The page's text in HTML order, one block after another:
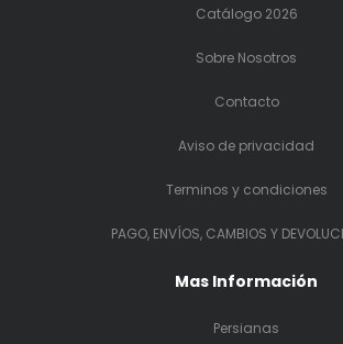
Catálogo 2026
Sobre Nosotros
Contacto
Aviso de privacidad
Terminos y condiciones
PAGO, ENVÍOS, CAMBIOS Y
Mas Información
Persianas